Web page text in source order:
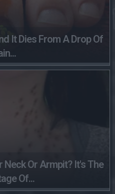
It Dies From A Drop Of
Neck Or Armpit? It's The
Of...